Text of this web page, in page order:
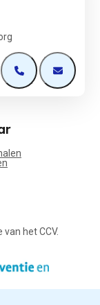
Open deOpen de
het CCV.